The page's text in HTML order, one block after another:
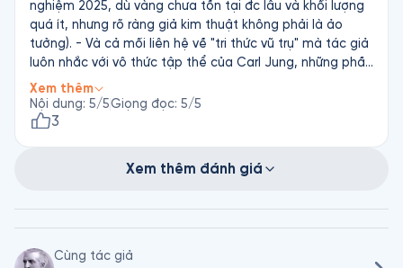
nghiệm 2025, dù vàng chưa tồn tại đc lâu và khối lượng
quá ít, nhưng rõ ràng giả kim thuật không phải là ảo
tưởng). - Và cả mối liên hệ về "tri thức vũ trụ" mà tác giả
luôn nhắc với vô thức tập thể của Carl Jung, những phần
tôn giáo xen kẽ câu chuyện. => Thật sự là một cuốn
sách có cả khoa học, tôn giáo nhưng được kể đơn giản
như cuốn Hoàng tử bé với các chương ngắn. 5 sao về cả
Xem thêm
Nội dung: 5/5Giọng đọc: 5/5
3
Xem thêm đánh giá
Cùng tác giả